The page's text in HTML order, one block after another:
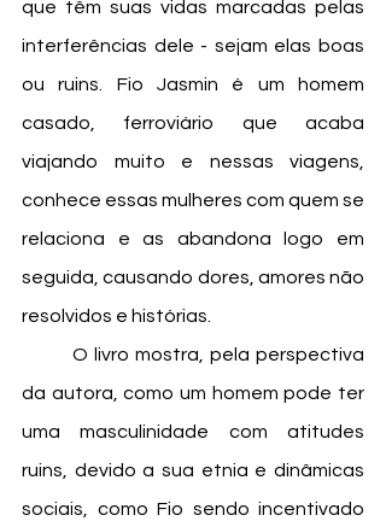
que têm suas vidas marcadas pelas
interferências dele - sejam elas boas
ou ruins. Fio Jasmin é um homem
casado, ferroviário que acaba
viajando muito e nessas viagens,
conhece essas mulheres com quem se
relaciona e as abandona logo em
seguida, causando dores, amores não
resolvidos e histórias.
da autora, como um homem pode ter
uma masculinidade com atitudes
ruins, devido a sua etnia e dinâmicas
sociais, como Fio sendo incentivado